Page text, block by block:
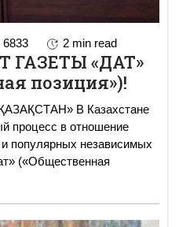
6833 2 min read
ГАЗЕТЫ «ДАТ»
позиция»)!
В Казахстане
процесс в отношение
популярных независимых
(«Общественная